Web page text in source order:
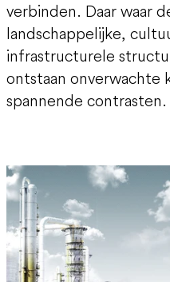
verbinden. Daar waar
landschappelijke,
infrastructurele
ontstaan onverwachte
spannende contrasten.